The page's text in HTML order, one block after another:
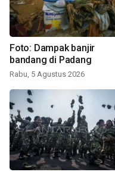
Foto: Dampak banjir
bandang di Padang
Rabu, 5 Agustus 2026